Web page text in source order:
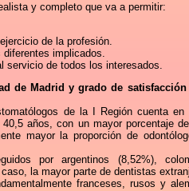
y completo que va a permitir:
de la profesión.
diferentes implicados.
servicio de todos los interesados.
de Madrid y grado de
de la I Región cuenta en
años, con un mayor porcentaje
mayor la proporción de
por argentinos (8,52%),
la mayor parte de dentistas
franceses, rusos y